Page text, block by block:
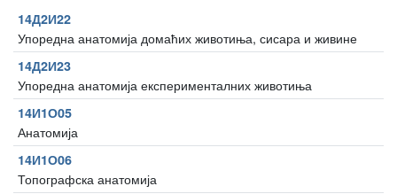
14Д2И22
Упоредна анатомија домаћих животиња, сисара и живине
14Д2И23
Упоредна анатомија експерименталних животиња
14И1О05
Анатомија
14И1О06
Топографска анатомија